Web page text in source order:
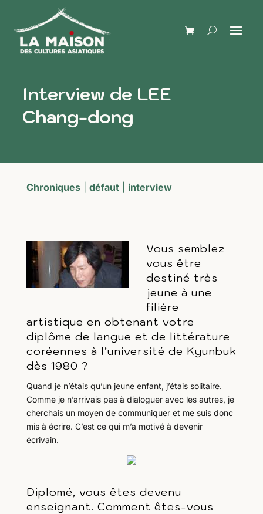
Interview de LEE
Chang-dong
Chroniques| défaut| interview
Vous semblez
vous être
destiné très
jeune à une
filière
artistique en obtenant votre
diplôme de langue et de littérature
coréennes à l’université de Kyunbuk
dès 1980 ?
Quand je n’étais qu’un jeune enfant, j’étais solitaire.
Comme je n’arrivais pas à dialoguer avec les autres, je
cherchais un moyen de communiquer et me suis donc
mis à écrire. C’est ce qui m’a motivé à devenir
écrivain.
Diplomé, vous êtes devenu
enseignant. Comment êtes-vous